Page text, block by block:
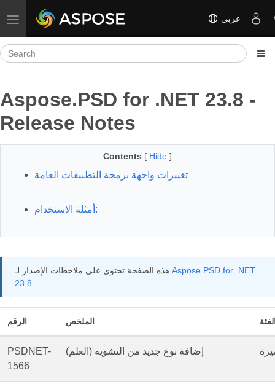
Toggle navigation عربي
Aspose.PSD for .NET 23.8 -
Release Notes
Contents [ Hide ]
تغييرات واجهة برمجة التطبيقات العامة
أمثلة الاستخدام:
Aspose.PSD for .NET
23.8
الرقم الملخص
PSDNET-
1566
إضافة نوع جديد من التشويه (العلم)